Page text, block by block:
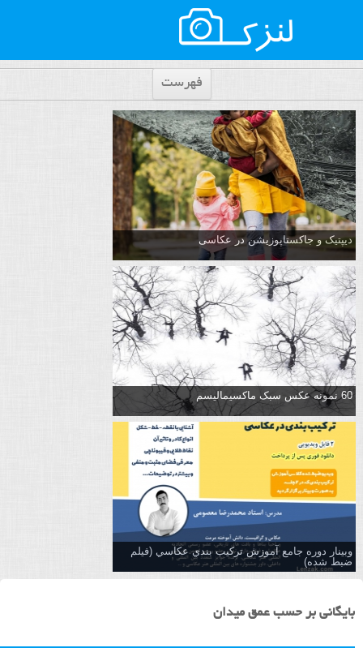
فهرست
دیپتیک و جاکستا‌پوزیشن در عکاسی
60 نمونه عکس سبک ماکسیمالیسم
وبینار دوره جامع آموزش تركيب بندي عكاسي (فیلم
ضبط شده)
بایگانی بر حسب عمق میدان